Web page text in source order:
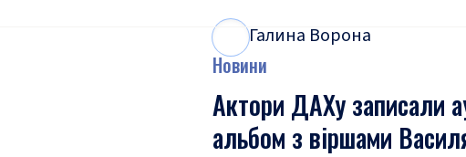
Галина Ворона
Новини
Актори ДАХу записали
альбом з віршами